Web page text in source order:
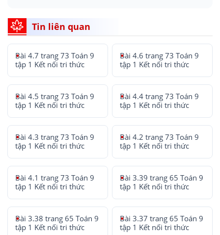
Tin liên quan
Bài 4.7 trang 73 Toán 9
tập 1 Kết nối tri thức
Bài 4.6 trang 73 Toán 9
tập 1 Kết nối tri thức
Bài 4.5 trang 73 Toán 9
tập 1 Kết nối tri thức
Bài 4.4 trang 73 Toán 9
tập 1 Kết nối tri thức
Bài 4.3 trang 73 Toán 9
tập 1 Kết nối tri thức
Bài 4.2 trang 73 Toán 9
tập 1 Kết nối tri thức
Bài 4.1 trang 73 Toán 9
tập 1 Kết nối tri thức
Bài 3.39 trang 65 Toán 9
tập 1 Kết nối tri thức
Bài 3.38 trang 65 Toán 9
tập 1 Kết nối tri thức
Bài 3.37 trang 65 Toán 9
tập 1 Kết nối tri thức